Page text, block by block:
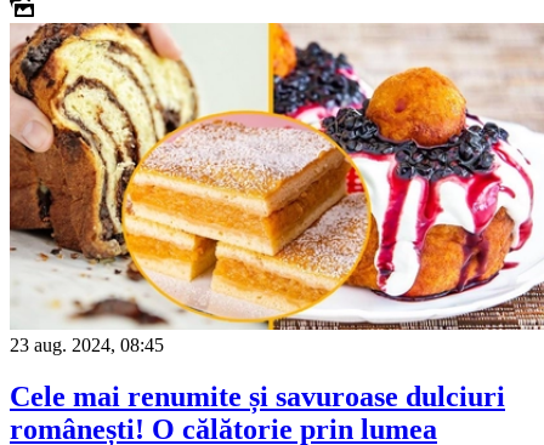
23 aug. 2024, 08:45
Cele mai renumite și savuroase dulciuri
românești! O călătorie prin lumea